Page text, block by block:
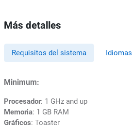
Más detalles
Requisitos del sistema Idiomas
Minimum:
Procesador: 1 GHz and up
Memoria: 1 GB RAM
Gráficos: Toaster